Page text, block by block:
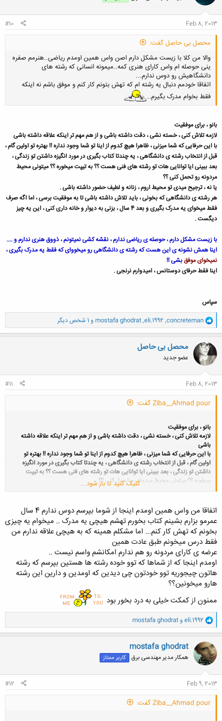
Feb 8, 2013
#10
محصل بی حاصل گفت:
والا من کلا با زیست مشکل دارم اصن واس همین اومدم ریاضی..هنرمم صفره
ینی حوصله ام واس کارای هنری کمه..میمونه انسانی که رشته های
دانشگاهیش رو دوس ندارم...
اتفاقا خودمم دنبال یه رشته ام که تهش بتونم کار کنم و موفق باشم نه اینکه
فقط بخوام مدرک بگیرم..
بانو ، برای موفقیت
لازمه تلاش کنی ، خسته نشی ، دقت داشته باشی و از هم مهم تر اینکه علاقه داشته باشی
با این حرفایی که شما میزنی ، ظاهرا هیچ کدوم از اینا تو شما وجود نداره !! بهتره تو اولین گام ،
قبل از انتخاب رشته ی دانشگاهی ، یه چندتا کتاب بگیری در مورد انگیزه داشتن تو زندگی ،
بعد ببینی ایا توانایی هات تو رشته های فنی هست ؟؟ به تیپت میخوره ؟؟ میتونی محیط
مردونه رو تحمل کنی ؟؟
یا نه ، ترجیح میدی تو محیط اروم ، زنانه و لطیف حضور داشته باشی .
هر رشته ی دانشگاهی که بخونی ، باید تلاش داشته باشی تا به موفقیت برسی ، اما اگه صرف
فقط میخوای یه مدرک بگیری و بعد 4 سال ، بزنی به دیوار و خانه داری کنی ، این یه چیز
دیگست .
با زیست مشکل دارم ، حوصله ی ریاضی ندارم ، نقشه کشی نمیتونم ، ذووق هنری ندارم و ....
اینا همش نشونه ی این هست که رشته ی دانشگاهی رو میخووای که فقط یه مدرک بگیری ،
نمیخوای موفقبشی !!
اینا فقط حرفای دوستانس ، امیدوارم نرنجی .
سپاس
و
ا
ک
ن
ش
ه
ا
concreteman
,
eli.1992
,
mostafa ghodrat و 1 شخص دیگر
محصل بی حاصل
عضو جدید
Feb 8, 2013
#11
Ziba__Ahmad pour گفت:
بانو ، برای موفقیت
لازمه تلاش کنی ، خسته نشی ، دقت داشته باشی و از هم مهم تر اینکه علاقه داشته
باشی
با این حرفایی که شما میزنی ، ظاهرا هیچ کدوم از اینا تو شما وجود نداره !! بهتره تو
اولین گام ، قبل از انتخاب رشته ی دانشگاهی ، یه چندتا کتاب بگیری در مورد انگیزه
داشتن تو زندگی ، بعد ببینی ایا توانایی هات تو رشته های فنی هست ؟؟ به تیپت
میخوره ؟؟ میتونی محیط مردونه رو تحمل کنی ؟؟
یا نه ، ترجیح میدی تو محیط اروم ، زنانه و لطیف حضور داشته باشی .
صرف فقط میخوای یه مدرک بگیری و بعد 4 سال ، بزنی به دیوار و خانه داری کنی ، این
یه چیز دیگست .
با زیست مشکل دارم ، حوصله ی ریاضی ندارم ، نقشه کشی نمیتونم ، ذووق هنری ندارم
و .... اینا همش نشونه ی این هست که رشته ی دانشگاهی رو میخووای که فقط یه
مدرک بگیری ،نمیخوای موفق بشی !!
اینا فقط حرفای دوستانس ، امیدوارم نرنجی .
سپاس
کلیک کنید تا باز شود...
اتفاقا من واس همین اومدم اینجا از شوما بپرسم دوس ندارم 4 سال
عمرمو بزارم بشینم کتاب بخورم تهشم هیچی یه مدرک .. میخوام یه چیزی
بخونم که تهش کار کنم... اما مشکلم همینه که به هیچی علاقه ندارم من
فقط درس میخونم طبق عادت همین
عرضه ی کارای مردونه رو هم ندارم امکانشم واسم نیست ..
اومدم اینجا که از شماها که توو خوده رشته ها هستین بپرسم که رشته
هاتون چیجوریه توو خودتون چی دیدین که اومدین و دارین این رشته
هارو میخونین؟؟
ممنون از کمکت خیلی به درد بخور بود
و
ا
ک
ن
ش
ه
ا
eli.1992 وmostafa ghodrat
mostafa ghodrat
همکار مدیر مهندسی برق کاربر ممتاز
Feb 9, 2013
#12
Ziba__Ahmad pour گفت: